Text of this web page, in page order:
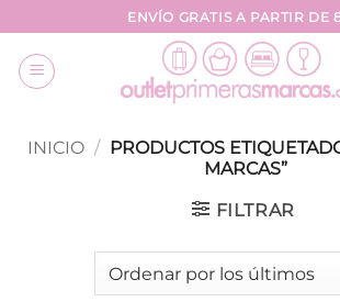
al
contenido
ENVÍO GRATIS A PARTIR DE
INICIO / PRODUCTOS
MARCAS”
FILTRAR